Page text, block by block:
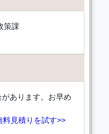
策課
あります。お早め
料見積りを試す>>